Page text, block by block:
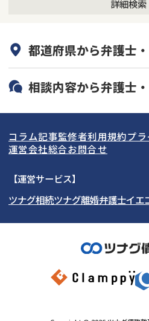
詳細検索
初回相談無料
都道府県から弁護士
北海道・東北
北海道
岩手県
秋田県
福島県
関東
東京都
埼玉県
茨城県
東海
愛知県
岐阜県
関西
大阪府
北陸・甲信越
九州・沖縄
相談内容から弁護士
任意整理
会社破産・法人破産
消費者金融・サラ金
コラム記事監修者利用規約プ
運営会社総合お問合せ
【運営サービス】
ツナグ相続ツナグ離婚弁護士イエ